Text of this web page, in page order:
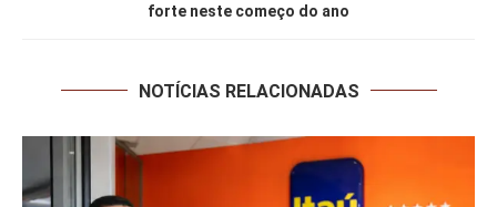
forte neste começo do ano
NOTÍCIAS RELACIONADAS